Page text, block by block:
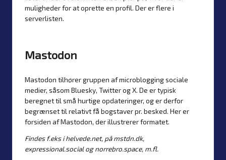
muligheder for at oprette en profil. Der er flere i
serverlisten.
Mastodon
Mastodon tilhører gruppen af microblogging sociale
medier, såsom Bluesky, Twitter og X. De er typisk
beregnet til små hurtige opdateringer, og er derfor
begrænset til relativt få bogstaver pr. besked. Her er
forsiden af Mastodon, der illustrerer formatet.
Findes f.eks ihelvede.net, påmstdn.dk,
expressional.socialognorrebro.space, m.fl.